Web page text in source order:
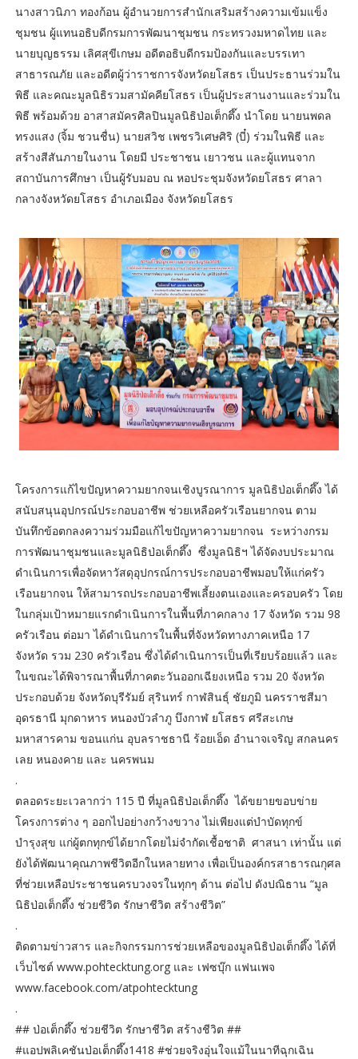
นางสาวนิภา ทองก้อน ผู้อำนวยการสำนักเสริมสร้างความเข้มแข็ง
ชุมชน ผู้แทนอธิบดีกรมการพัฒนาชุมชน กระทรวงมหาดไทย และ
นายบุญธรรม เลิศสุขีเกษม อดีตอธิบดีกรมป้องกันและบรรเทา
สาธารณภัย และอดีตผู้ว่าราชการจังหวัดยโสธร เป็นประธานร่วมใน
พิธี และคณะมูลนิธิรวมสามัคคียโสธร เป็นผู้ประสานงานและร่วมใน
พิธี พร้อมด้วย อาสาสมัครศิลปินมูลนิธิป่อเต็กตึ๊ง นำโดย นายนพดล
ทรงแสง (จิ้ม ชวนชื่น) นายสวิช เพชรวิเศษศิริ (บี๋) ร่วมในพิธี และ
สร้างสีสันภายในงาน โดยมี ประชาชน เยาวชน และผู้แทนจาก
สถาบันการศึกษา เป็นผู้รับมอบ ณ หอประชุมจังหวัดยโสธร ศาลา
กลางจังหวัดยโสธร อำเภอเมือง จังหวัดยโสธร
โครงการแก้ไขปัญหาความยากจนเชิงบูรณาการ มูลนิธิป่อเต็กตึ๊ง ได้
สนับสนุนอุปกรณ์ประกอบอาชีพ ช่วยเหลือครัวเรือนยากจน ตาม
บันทึกข้อตกลงความร่วมมือแก้ไขปัญหาความยากจน ระหว่างกรม
การพัฒนาชุมชนและมูลนิธิป่อเต็กตึ๊ง ซึ่งมูลนิธิฯ ได้จัดงบประมาณ
ดำเนินการเพื่อจัดหาวัสดุอุปกรณ์การประกอบอาชีพมอบให้แก่ครัว
เรือนยากจน ให้สามารถประกอบอาชีพเลี้ยงตนเองและครอบครัว โดย
ในกลุ่มเป้าหมายแรกดำเนินการในพื้นที่ภาคกลาง 17 จังหวัด รวม 98
ครัวเรือน ต่อมา ได้ดำเนินการในพื้นที่จังหวัดทางภาคเหนือ 17
จังหวัด รวม 230 ครัวเรือน ซึ่งได้ดำเนินการเป็นที่เรียบร้อยแล้ว และ
ในขณะได้พิจารณาพื้นที่ภาคตะวันออกเฉียงเหนือ รวม 20 จังหวัด
ประกอบด้วย จังหวัดบุรีรัมย์ สุรินทร์ กาฬสินธุ์ ชัยภูมิ นครราชสีมา
อุดรธานี มุกดาหาร หนองบัวลำภู บึงกาฬ ยโสธร ศรีสะเกษ
มหาสารคาม ขอนแก่น อุบลราชธานี ร้อยเอ็ด อำนาจเจริญ สกลนคร
เลย หนองคาย และ นครพนม
.
ตลอดระยะเวลากว่า 115 ปี ที่มูลนิธิป่อเต็กตึ๊ง ได้ขยายขอบข่าย
โครงการต่าง ๆ ออกไปอย่างกว้างขวาง ไม่เพียงแต่บำบัดทุกข์
บำรุงสุข แก่ผู้ตกทุกข์ได้ยากโดยไม่จำกัดเชื้อชาติ ศาสนา เท่านั้น แต่
ยังได้พัฒนาคุณภาพชีวิตอีกในหลายทาง เพื่อเป็นองค์กรสาธารณกุศล
ที่ช่วยเหลือประชาชนครบวงจรในทุกๆ ด้าน ต่อไป ดังปณิธาน “มูล
นิธิป่อเต็กตึ๊ง ช่วยชีวิต รักษาชีวิต สร้างชีวิต”
.
ติดตามข่าวสาร และกิจกรรมการช่วยเหลือของมูลนิธิป่อเต็กตึ๊ง ได้ที่
เว็บไซต์ www.pohtecktung.org และ เฟซบุ๊ก แฟนเพจ
www.facebook.com/atpohtecktung
.
## ป่อเต็กตึ๊ง ช่วยชีวิต รักษาชีวิต สร้างชีวิต ##
#แอปพลิเคชันป่อเต็กตึ๊ง1418 #ช่วยจริงอุ่นใจแม้ในนาทีฉุกเฉิน